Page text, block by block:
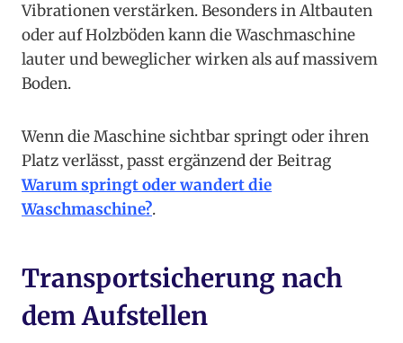
Vibrationen verstärken. Besonders in Altbauten
oder auf Holzböden kann die Waschmaschine
lauter und beweglicher wirken als auf massivem
Boden.
Wenn die Maschine sichtbar springt oder ihren
Platz verlässt, passt ergänzend der Beitrag
Warum springt oder wandert die
Waschmaschine?.
Transportsicherung nach
dem Aufstellen